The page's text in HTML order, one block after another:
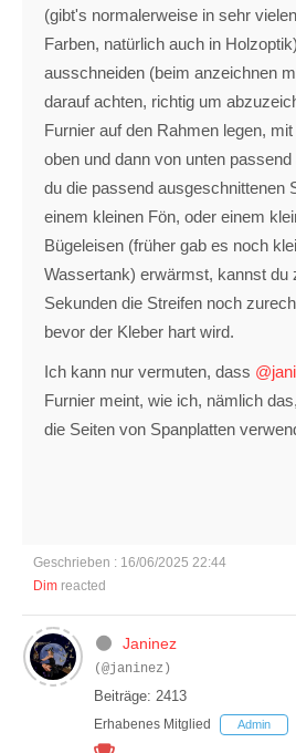
(gibt's normalerweise in sehr
Farben, natürlich auch in
ausschneiden (beim anzeichnen
darauf achten, richtig um
Furnier auf den Rahmen legen,
oben und dann von unten
du die passend ausgeschnittenen
einem kleinen Fön, oder einem
Bügeleisen (früher gab es noch
Wassertank) erwärmst, kannst du
Sekunden die Streifen noch
bevor der Kleber hart wird.
Ich kann nur vermuten, dass
Furnier meint, wie ich, nämlich
die Seiten von Spanplatten
Geschrieben : 16/06/2025 22:44
Dim reacted
Janinez
(@janinez)
Beiträge: 2413
Erhabenes Mitglied Admin